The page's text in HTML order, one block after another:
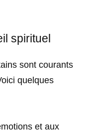
spirituel
sont courants
quelques
et aux